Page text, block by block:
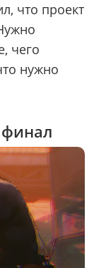
что проект
чего
нужно